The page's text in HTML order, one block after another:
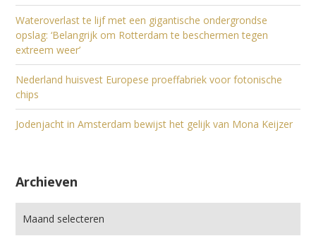
Wateroverlast te lijf met een gigantische ondergrondse
opslag: ‘Belangrijk om Rotterdam te beschermen tegen
extreem weer’
Nederland huisvest Europese proeffabriek voor fotonische
chips
Jodenjacht in Amsterdam bewijst het gelijk van Mona Keijzer
Archieven